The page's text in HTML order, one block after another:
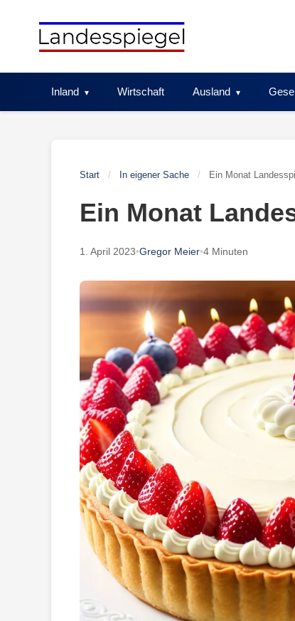
Inland Wirtschaft Ausland
Start / In eigener Sache / Ein Monat
Ein Monat
1. April 2023•Gregor Meier•4 Minuten